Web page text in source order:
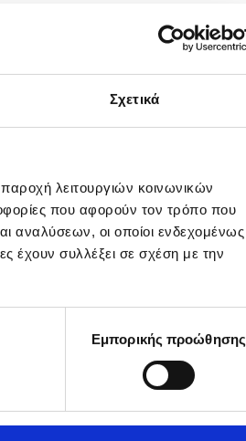
Σχετικά
λειτουργιών κοινωνικών
που αφορούν τον τρόπο που
αναλύσεων, οι οποίοι ενδεχομένως
έχουν συλλέξει σε σχέση με την
Εμπορικής προώθησης